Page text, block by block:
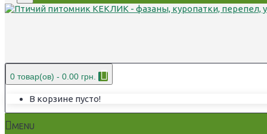
0 товар(ов) - 0.00 грн.
В корзине пусто!
MENU